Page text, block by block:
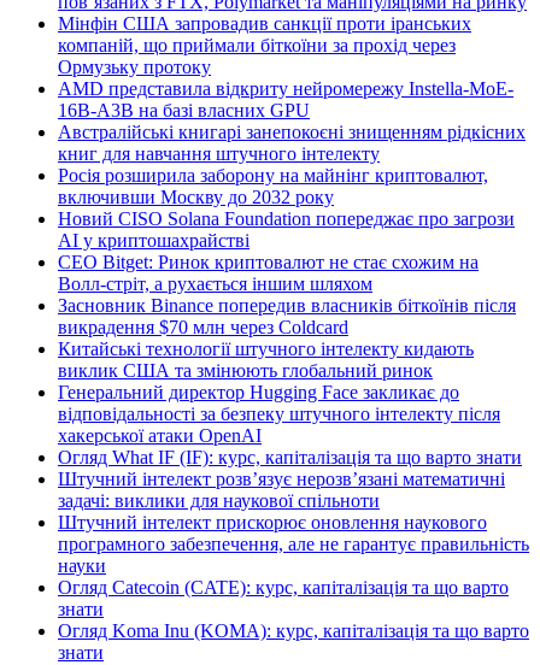
Мінфін США запровадив санкції проти іранських
компаній, що приймали біткоїни за прохід через
Ормузьку протоку
AMD представила відкриту нейромережу Instella-MoE-
16B-A3B на базі власних GPU
Австралійські книгарі занепокоєні знищенням рідкісних
книг для навчання штучного інтелекту
Росія розширила заборону на майнінг криптовалют,
включивши Москву до 2032 року
Новий CISO Solana Foundation попереджає про загрози
AI у криптошахрайстві
CEO Bitget: Ринок криптовалют не стає схожим на
Волл-стріт, а рухається іншим шляхом
Засновник Binance попередив власників біткоїнів після
викрадення $70 млн через Coldcard
Китайські технології штучного інтелекту кидають
виклик США та змінюють глобальний ринок
Генеральний директор Hugging Face закликає до
відповідальності за безпеку штучного інтелекту після
хакерської атаки OpenAI
Огляд What IF (IF): курс, капіталізація та що варто знати
Штучний інтелект розв’язує нерозв’язані математичні
задачі: виклики для наукової спільноти
Штучний інтелект прискорює оновлення наукового
програмного забезпечення, але не гарантує правильність
науки
Огляд Catecoin (CATE): курс, капіталізація та що варто
знати
Огляд Koma Inu (KOMA): курс, капіталізація та що варто
знати